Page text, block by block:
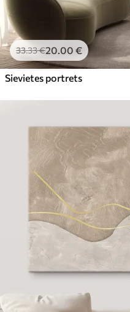
33.33€20.00 €
Sievietes portrets